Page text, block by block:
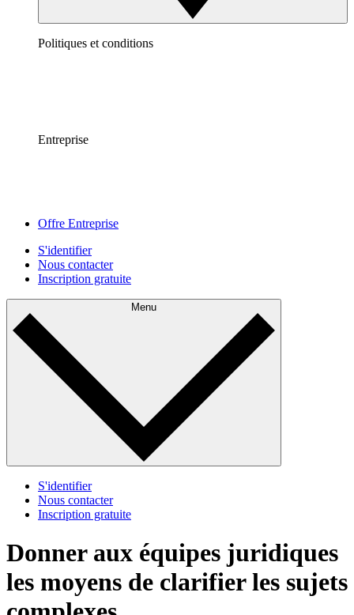
Politiques et conditions
Entreprise
Offre Entreprise
S'identifier
Nous contacter
Inscription gratuite
Menu
S'identifier
Nous contacter
Inscription gratuite
Donner aux équipes juridiques
les moyens de clarifier les sujets